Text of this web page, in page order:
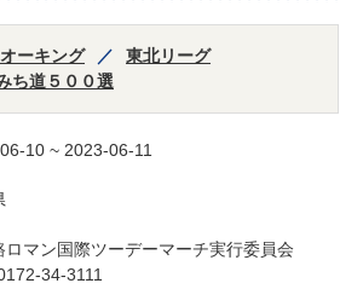
ーキング
東北リーグ
ち道５００選
10 ~ 2023-06-11
ロマン国際ツーデーマーチ実行委員会
34-3111